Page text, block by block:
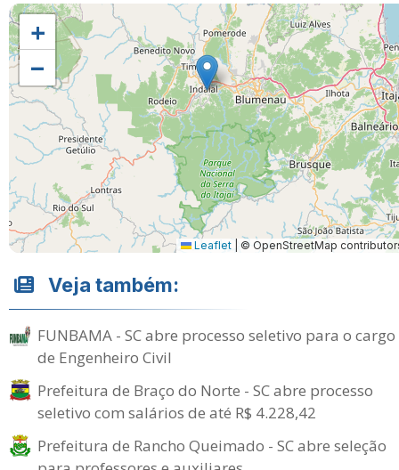
+
−
Leaflet © OpenStreetMap
Veja também:
FUNBAMA - SC abre processo seletivo para o cargo
de Engenheiro Civil
Prefeitura de Braço do Norte - SC abre processo
seletivo com salários de até R$ 4.228,42
Prefeitura de Rancho Queimado - SC abre seleção